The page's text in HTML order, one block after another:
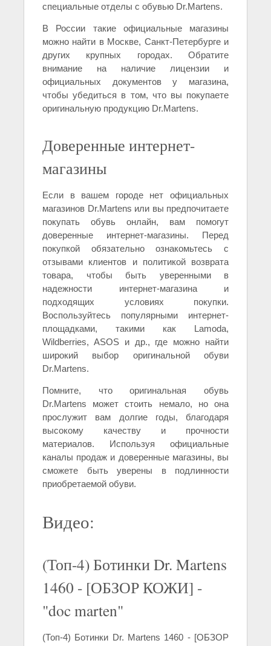
специальные отделы с обувью Dr.Martens.
В России такие официальные магазины
можно найти в Москве, Санкт-Петербурге и
других крупных городах. Обратите
внимание на наличие лицензии и
официальных документов у магазина,
чтобы убедиться в том, что вы покупаете
оригинальную продукцию Dr.Martens.
Доверенные интернет-
магазины
Если в вашем городе нет официальных
магазинов Dr.Martens или вы предпочитаете
покупать обувь онлайн, вам помогут
доверенные интернет-магазины. Перед
покупкой обязательно ознакомьтесь с
отзывами клиентов и политикой возврата
товара, чтобы быть уверенными в
надежности интернет-магазина и
подходящих условиях покупки.
Воспользуйтесь популярными интернет-
площадками, такими как Lamoda,
Wildberries, ASOS и др., где можно найти
широкий выбор оригинальной обуви
Dr.Martens.
Помните, что оригинальная обувь
Dr.Martens может стоить немало, но она
прослужит вам долгие годы, благодаря
высокому качеству и прочности
материалов. Используя официальные
каналы продаж и доверенные магазины, вы
сможете быть уверены в подлинности
приобретаемой обуви.
Видео:
(Топ-4) Ботинки Dr. Martens
1460 - [ОБЗОР КОЖИ] -
"doc marten"
(Топ-4) Ботинки Dr. Martens 1460 - [ОБЗОР